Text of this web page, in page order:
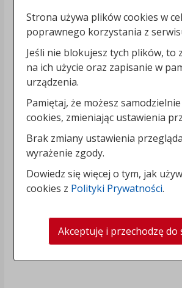
Strona używa plików cookies w
poprawnego korzystania z
Jeśli nie blokujesz tych plików, to
na ich użycie oraz zapisanie w
urządzenia.
Pamiętaj, że możesz
cookies, zmieniając ustawienia
Brak zmiany ustawienia
wyrażenie zgody.
Dowiedz się więcej o tym, jak
cookies z Polityki Prywatności.
Akceptuję i przechodzę do